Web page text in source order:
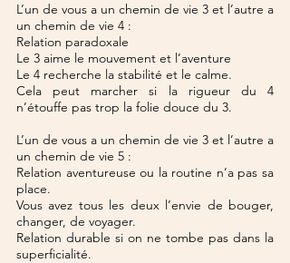
L’un de vous a un chemin de vie 3 et l’autre a
un chemin de vie 4 :
Relation paradoxale
Le 3 aime le mouvement et l’aventure
Le 4 recherche la stabilité et le calme.
Cela peut marcher si la rigueur du 4
n’étouffe pas trop la folie douce du 3.
L’un de vous a un chemin de vie 3 et l’autre a
un chemin de vie 5 :
Relation aventureuse ou la routine n’a pas sa
place.
Vous avez tous les deux l’envie de bouger,
changer, de voyager.
Relation durable si on ne tombe pas dans la
superficialité.